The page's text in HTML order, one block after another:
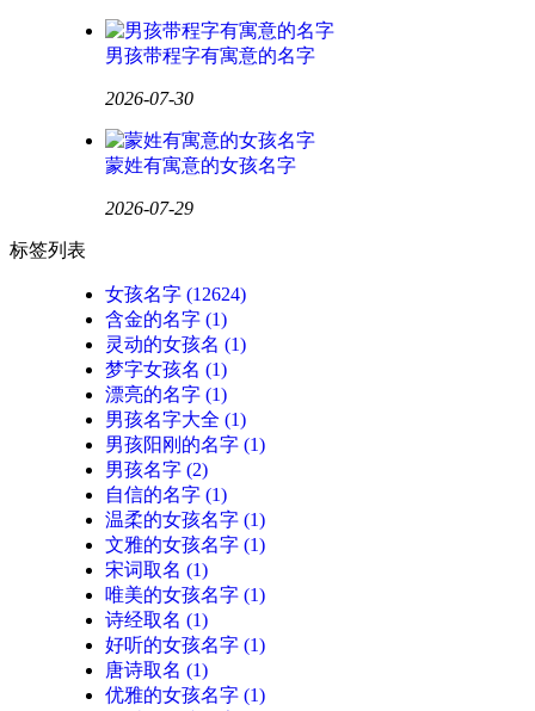
男孩带程字有寓意的名字
2026-07-30
蒙姓有寓意的女孩名字
2026-07-29
标签列表
女孩名字 (12624)
含金的名字 (1)
灵动的女孩名 (1)
梦字女孩名 (1)
漂亮的名字 (1)
男孩名字大全 (1)
男孩阳刚的名字 (1)
男孩名字 (2)
自信的名字 (1)
温柔的女孩名字 (1)
文雅的女孩名字 (1)
宋词取名 (1)
唯美的女孩名字 (1)
诗经取名 (1)
好听的女孩名字 (1)
唐诗取名 (1)
优雅的女孩名字 (1)